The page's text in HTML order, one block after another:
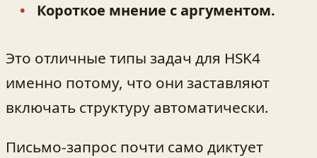
Короткое мнение с аргументом.
Это отличные типы задач для HSK4
именно потому, что они заставляют
включать структуру автоматически.
Письмо‑запрос почти само диктует